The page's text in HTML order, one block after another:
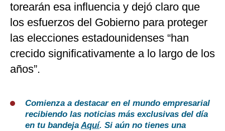
torearán esa influencia y dejó claro que
los esfuerzos del Gobierno para proteger
las elecciones estadounidenses “han
crecido significativamente a lo largo de los
años”.
Comienza a destacar en el mundo empresarial
recibiendo las noticias más exclusivas del día
en tu bandejaAquí. Si aún no tienes una